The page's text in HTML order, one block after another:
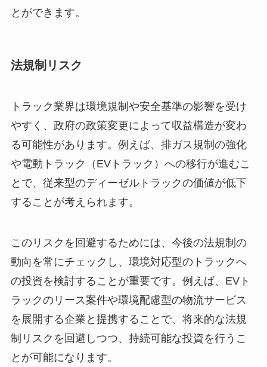
とができます。
法規制リスク
トラック業界は環境規制や安全基準の影響を受け
やすく、政府の政策変更によって収益構造が変わ
る可能性があります。例えば、排ガス規制の強化
や電動トラック（EVトラック）への移行が進むこ
とで、従来型のディーゼルトラックの価値が低下
することが考えられます。
このリスクを回避するためには、今後の法規制の
動向を常にチェックし、環境対応型のトラックへ
の投資を検討することが重要です。例えば、EVト
ラックのリース案件や環境配慮型の物流サービス
を展開する企業と提携することで、将来的な法規
制リスクを回避しつつ、持続可能な投資を行うこ
とが可能になります。